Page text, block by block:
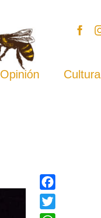
Opinión Cultura
Facebook